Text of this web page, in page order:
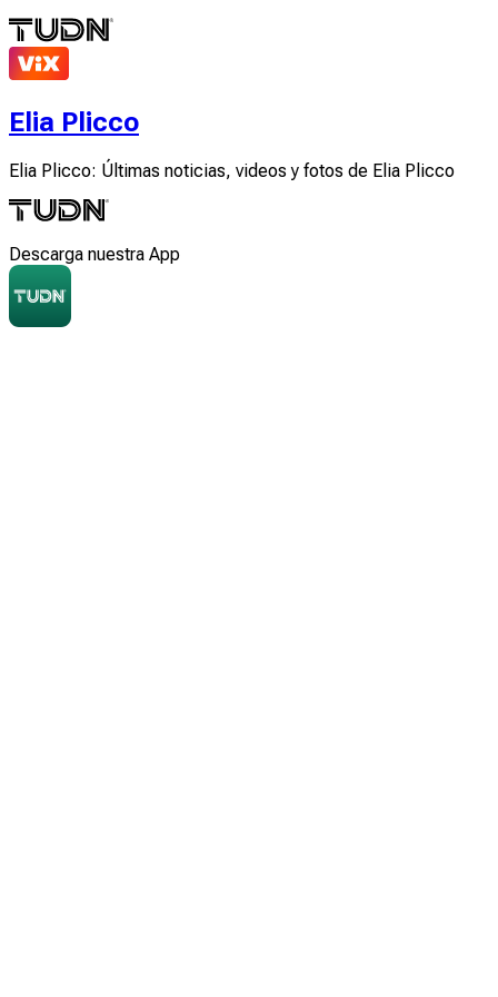
Elia Plicco
Elia Plicco: Últimas noticias, videos y fotos de Elia Plicco
Descarga nuestra App